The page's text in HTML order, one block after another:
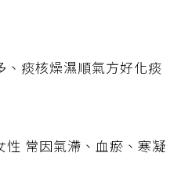
、痰核燥濕順氣方好化痰
性 常因氣滯、血瘀、寒凝